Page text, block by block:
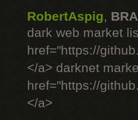
RobertAspig,
dark web market
href="https://
</a> darknet
href="https://
</a>